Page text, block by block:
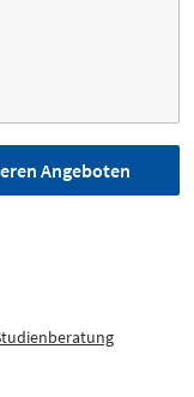
Angeboten